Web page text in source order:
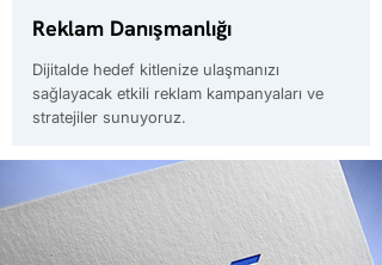
Reklam Danışmanlığı
Dijitalde hedef kitlenize ulaşmanızı
sağlayacak etkili reklam kampanyaları ve
stratejiler sunuyoruz.